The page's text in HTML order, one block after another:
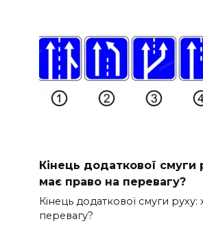
Кінець додаткової смуги
має право на перевагу?
Кінець додаткової смуги руху:
перевагу?